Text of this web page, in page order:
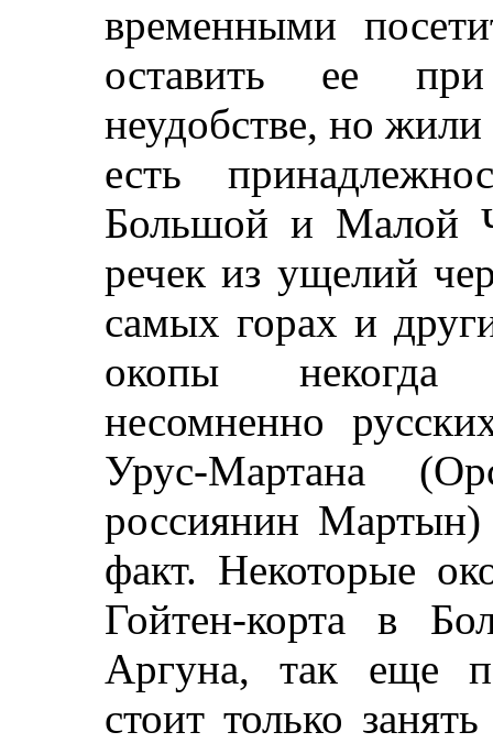
временными
оставить ее
неудобстве, но жили
есть
Большой и Малой
речек из ущелий
самых горах и
окопы некогда
несомненно
Урус-Мартана
россиянин
факт. Некоторые
Гойтен-корта в
Аргуна, так еще
стоит только